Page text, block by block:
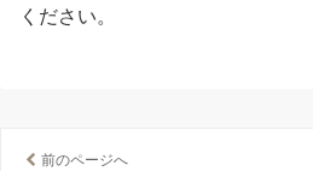
ください。
前のページへ